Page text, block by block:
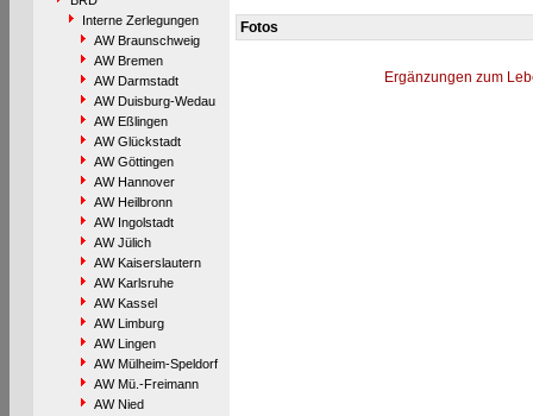
Interne Zerlegungen
AW Braunschweig
AW Bremen
AW Darmstadt
AW Duisburg-Wedau
AW Eßlingen
AW Glückstadt
AW Göttingen
AW Hannover
AW Heilbronn
AW Ingolstadt
AW Jülich
AW Kaiserslautern
AW Karlsruhe
AW Kassel
AW Limburg
AW Lingen
AW Mülheim-Speldorf
AW Mü.-Freimann
AW Nied
Fotos
Ergänzungen zum